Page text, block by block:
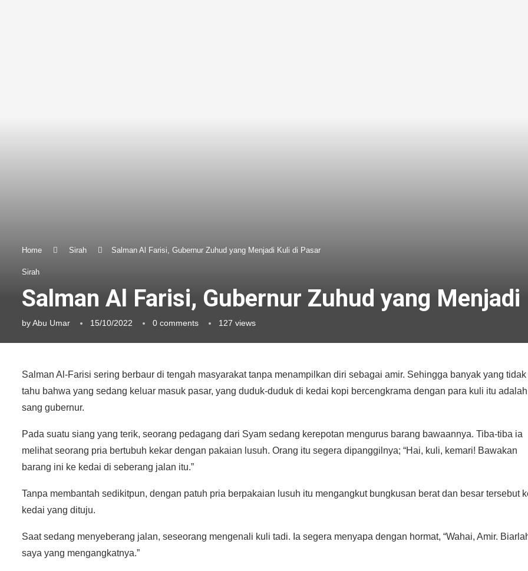
Home Sirah Salman Al Farisi, Gubernur Zuhud yang Menjadi Kuli di Pasar
Sirah
Salman Al Farisi, Gubernur Zuhud yang
byAbu Umar 15/10/2022 0 comments 127 views
Salman Al-Farisi sering berbaur di tengah masyarakat tanpa menampilkan diri sebagai amir. Sehingga banyak yang tidak
tahu bahwa yang sedang keluar masuk pasar, yang duduk-duduk di kedai kopi bercengkrama dengan para kuli itu adalah
sang gubernur.
Pada suatu siang yang terik, seorang pedagang dari Syam sedang kerepotan mengurus barang bawaannya. Tiba-tiba ia
melihat seorang pria bertubuh kekar dengan pakaian lusuh. Orang itu segera dipanggilnya; “Hai, kuli, kemari! Bawakan
barang ini ke kedai di seberang jalan itu.”
Tanpa membantah sedikitpun, dengan patuh pria berpakaian lusuh itu mengangkut bungkusan berat dan besar tersebut
kedai yang dituju.
Saat sedang menyeberang jalan, seseorang mengenali kuli tadi. Ia segera menyapa dengan hormat, “Wahai, Amir.
saya yang mengangkatnya.”